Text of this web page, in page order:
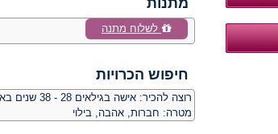
מתנות
לשלוח מתנה
חיפוש הכרויות
רוצה להכיר: אישה בגילאים 28 - 38 שנים באזור צפון הארץ
מטרה: חברות, אהבה, בילוי